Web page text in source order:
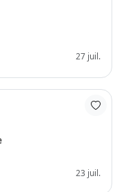
27 juil.
23 juil.